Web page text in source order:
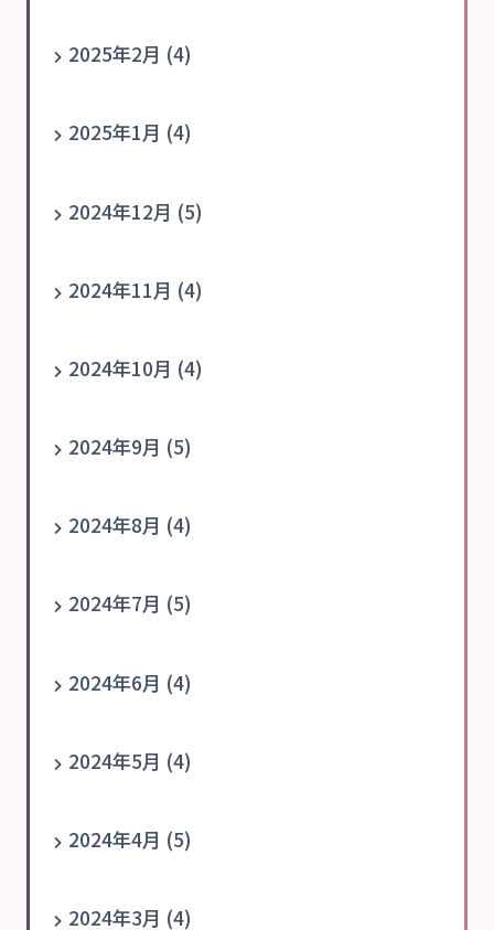
2025年2月 (4)
2025年1月 (4)
2024年12月 (5)
2024年11月 (4)
2024年10月 (4)
2024年9月 (5)
2024年8月 (4)
2024年7月 (5)
2024年6月 (4)
2024年5月 (4)
2024年4月 (5)
2024年3月 (4)